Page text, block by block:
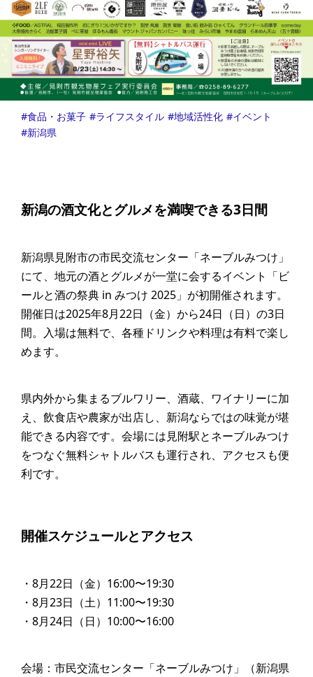
食品・お菓子 ライフスタイル 地域活性化
イベント
新潟県
新潟の酒文化とグルメを満喫できる3日間
新潟県見附市の市民交流センター「ネーブルみつけ」
にて、地元の酒とグルメが一堂に会するイベント「ビ
ールと酒の祭典 in みつけ 2025」が初開催されます。
開催日は2025年8月22日（金）から24日（日）の3日
間。入場は無料で、各種ドリンクや料理は有料で楽し
めます。
県内外から集まるブルワリー、酒蔵、ワイナリーに加
え、飲食店や農家が出店し、新潟ならではの味覚が堪
能できる内容です。会場には見附駅とネーブルみつけ
をつなぐ無料シャトルバスも運行され、アクセスも便
利です。
開催スケジュールとアクセス
・8月22日（金）16:00〜19:30
・8月23日（土）11:00〜19:30
・8月24日（日）10:00〜16:00
会場：市民交流センター「ネーブルみつけ」（新潟県